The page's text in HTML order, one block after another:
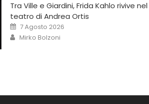
Tra Ville e Giardini, Frida Kahlo rivive nel
teatro di Andrea Ortis
7 Agosto 2026
Mirko Bolzoni